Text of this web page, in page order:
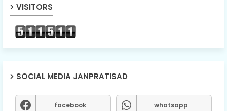
VISITORS
SOCIAL MEDIA JANPRATISAD
facebook whatsapp